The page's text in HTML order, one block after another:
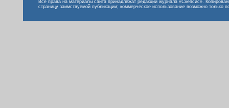
Все права на материалы сайта принадлежат редакции журнала «Скепсис».
страницу заимствуемой публикации; коммерческое использование возможно только